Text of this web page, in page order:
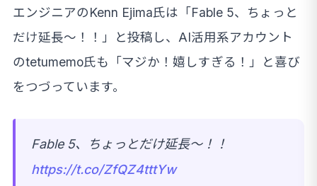
エンジニアのKenn Ejima氏は「Fable 5、ちょっと
だけ延長〜！！」と投稿し、AI活用系アカウント
のtetumemo氏も「マジか！嬉しすぎる！」と喜び
をつづっています。
Fable 5、ちょっとだけ延長〜！！
https://t.co/ZfQZ4tttYw